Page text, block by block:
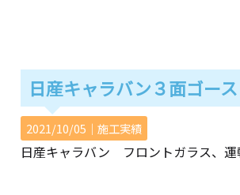
日産キャラバン３面ゴー
2021/10/05｜施工実績
日産キャラバン フロントガラス、運